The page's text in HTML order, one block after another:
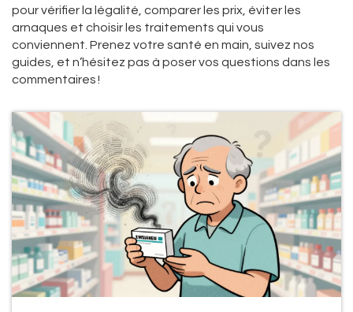
pour vérifier la légalité, comparer les prix, éviter les
arnaques et choisir les traitements qui vous
conviennent. Prenez votre santé en main, suivez nos
guides, et n’hésitez pas à poser vos questions dans les
commentaires !